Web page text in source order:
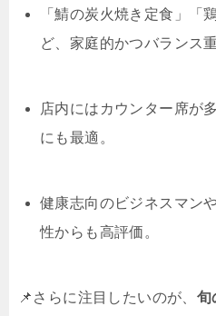
「鯖の炭火焼き定食」「
ど、家庭的かつバランス
店内にはカウンター席が
にも最適。
健康志向のビジネスマン
性からも高評価。
📌さらに注目したいのが、 旬